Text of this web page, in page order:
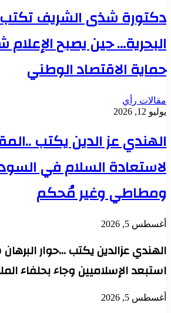
دكتورة شذى الشريف تكتب
البحرية… حين يصبح
حماية الاقتصاد الوطني
مقالات رأي
يوليو 12, 2026
الهندي عز الدين يكتب
لاستعادة السلام في
ومطاطي وغير مُحكم
أغسطس 5, 2026
الهندي عزالدين يكتب …حوار
استبعد الإسلاميين وجاء بحلفاء
أغسطس 5, 2026